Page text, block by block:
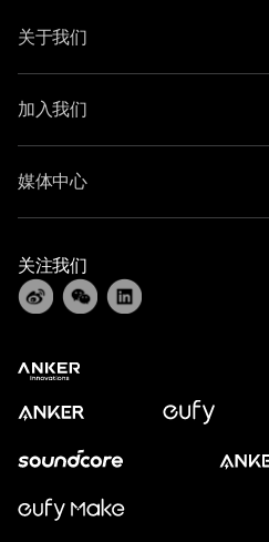
关于我们
加入我们
媒体中心
关注我们